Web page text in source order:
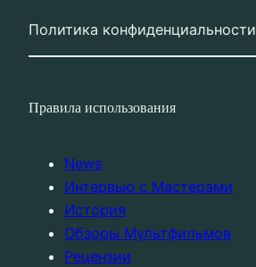
Политика конфиденциальности
Правила использования
News
Интервью с Мастерами
История
Обзоры Мультфильмов
Рецензии